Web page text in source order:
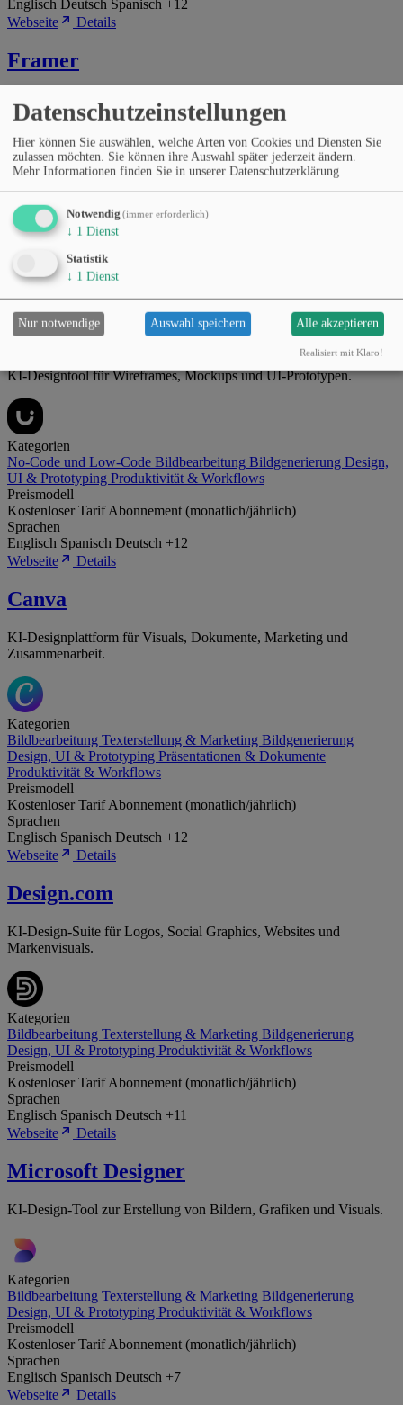
Englisch Deutsch Spanisch +12
Webseite
Details
Framer
interaktiver Seiten.
No-Code und Low-Code
MarketingDesign, UI & Prototyping
Preismodell
Sprachen
Englisch
SpanischDeutsch
Webseite
Details
Uizard
KI-Designtool für Wireframes, Mockups und UI-Prototypen.
Kategorien
No-Code und Low-Code Bildbearbeitung Bildgenerierung Design,
UI & Prototyping Produktivität & Workflows
Preismodell
Kostenloser TarifAbonnement (monatlich/jährlich)
Sprachen
Englisch Spanisch Deutsch +12
Webseite
Details
Canva
KI-Designplattform für Visuals, Dokumente, Marketing und
Zusammenarbeit.
Kategorien
Bildbearbeitung Texterstellung & Marketing Bildgenerierung
Design, UI & Prototyping Präsentationen & Dokumente
Produktivität & Workflows
Preismodell
Kostenloser Tarif Abonnement (monatlich/jährlich)
Sprachen
Englisch Spanisch Deutsch +12
Webseite
Details
Design.com
KI-Design-Suite für Logos, Social Graphics, Websites und
Markenvisuals.
Kategorien
Bildbearbeitung Texterstellung & Marketing Bildgenerierung
Design, UI & Prototyping Produktivität & Workflows
Preismodell
Kostenloser Tarif Abonnement (monatlich/jährlich)
Sprachen
Englisch Spanisch Deutsch +11
Webseite
Details
Microsoft Designer
KI-Design-Tool zur Erstellung von Bildern, Grafiken und Visuals.
Kategorien
Bildbearbeitung Texterstellung & Marketing Bildgenerierung
Design, UI & Prototyping Produktivität & Workflows
Preismodell
Kostenloser Tarif Abonnement (monatlich/jährlich)
Sprachen
Englisch Spanisch Deutsch +7
Webseite
Details
Datenschutzeinstellungen
Hier können Sie auswählen, welche Arten von Cookies und Diensten Sie
zulassen möchten. Sie können ihre Auswahl später jederzeit ändern.
Mehr Informationen finden Sie in unserer Datenschutzerklärung
Notwendig (immer erforderlich)
↓ 1 Dienst
Statistik
↓ 1 Dienst
Nur notwendige Auswahl speichern Alle akzeptieren
Realisiert mit Klaro!